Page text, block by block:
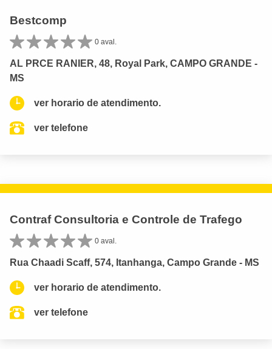
Bestcomp
0 aval.
AL PRCE RANIER, 48, Royal Park, CAMPO GRANDE -
MS
ver horario de atendimento.
ver telefone
Contraf Consultoria e Controle de Trafego
0 aval.
Rua Chaadi Scaff, 574, Itanhanga, Campo Grande - MS
ver horario de atendimento.
ver telefone